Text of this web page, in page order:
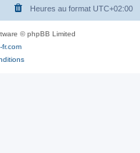
e
Heures au format UTC+02:00
© phpBB Limited